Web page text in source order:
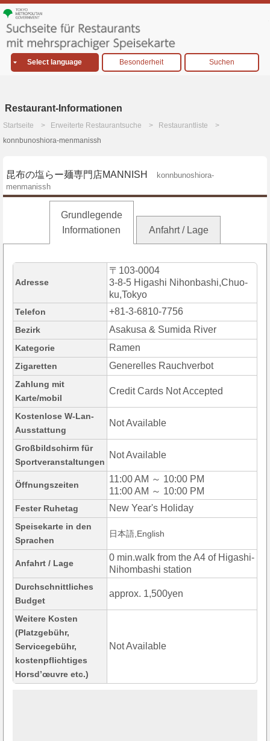
Select language Besonderheit Suchen
Restaurant-Informationen
Startseite Erweiterte Restaurantsuche
Restaurantliste
konnbunoshiora-menmanissh
昆布の塩らー麺専門店MANNISH
konnbunoshiora-
menmanissh
Grundlegende
Informationen
Anfahrt / Lage
Adresse
〒103-0004
3-8-5 Higashi Nihonbashi,Chuo-
ku,Tokyo
Telefon +81-3-6810-7756
Bezirk Asakusa & Sumida River
Kategorie Ramen
Zigaretten Generelles Rauchverbot
Zahlung mit
Karte/mobil
Credit Cards Not Accepted
Kostenlose W-Lan-
Ausstattung
Not Available
Großbildschirm für
Sportveranstaltungen
Not Available
Öffnungszeiten
11:00 AM ～ 10:00 PM
11:00 AM ～ 10:00 PM
Fester Ruhetag New Year's Holiday
Speisekarte in den
Sprachen
日本語,English
Anfahrt / Lage
0 min.walk from the A4 of Higashi-
Nihombashi station
Durchschnittliches
Budget
approx. 1,500yen
Weitere Kosten
(Platzgebühr,
Servicegebühr,
kostenpflichtiges
Horsd’œuvre etc.)
Not Available